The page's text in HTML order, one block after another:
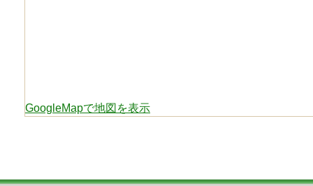
GoogleMapで地図を表示